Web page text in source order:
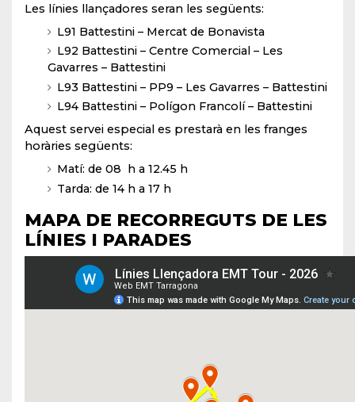
Les línies llançadores seran les següents:
L91 Battestini – Mercat de Bonavista
L92 Battestini – Centre Comercial – Les
Gavarres – Battestini
L93 Battestini – PP9 – Les Gavarres – Battestini
L94 Battestini – Polígon Francolí – Battestini
Aquest servei especial es prestarà en les franges
horàries següents:
Matí: de 08 h a 12.45 h
Tarda: de 14 h a 17 h
MAPA DE RECORREGUTS DE LES
LÍNIES I PARADES